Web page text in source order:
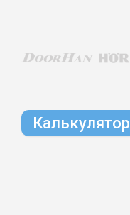
Калькулятор